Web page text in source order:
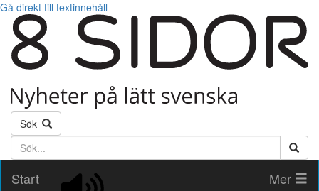
Gå direkt till textinnehåll
Sök
Söktext
Start
Mer